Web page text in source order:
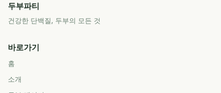
두부파티
건강한 단백질, 두부의 모든 것
바로가기
홈
소개